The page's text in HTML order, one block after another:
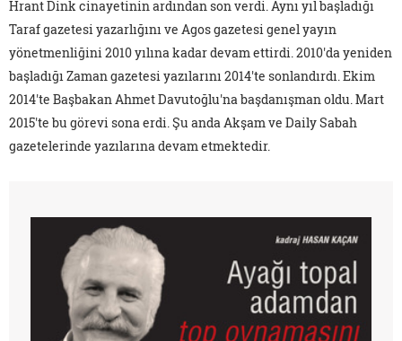
Hrant Dink cinayetinin ardından son verdi. Aynı yıl başladığı
Tarafgazetesi yazarlığını ve Agosgazetesi genel yayın
yönetmenliğini 2010 yılına kadar devam ettirdi. 2010'da yeniden
başladığıZamangazetesi yazılarını 2014'te sonlandırdı. Ekim
2014'te Başbakan Ahmet Davutoğlu'na başdanışman oldu. Mart
2015'te bu görevi sona erdi. Şu andaAkşamve Daily Sabah
gazetelerinde yazılarına devam etmektedir.